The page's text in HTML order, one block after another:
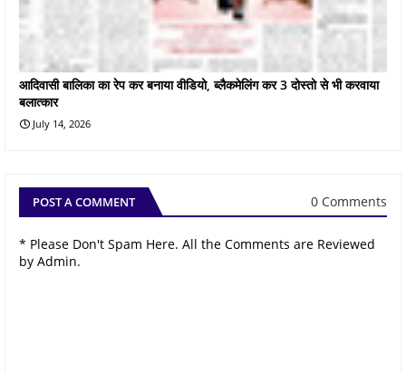
आदिवासी बालिका का रेप कर बनाया वीडियो, ब्लैकमेलिंग कर 3 दोस्तो से भी करवाया
बलात्कार
July 14, 2026
POST A COMMENT 0 Comments
* Please Don't Spam Here. All the Comments are Reviewed
by Admin.